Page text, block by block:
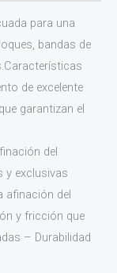
para una
bandas de
de excelente
garantizan el
del
y exclusivas
afinación del
y fricción que
– Durabilidad